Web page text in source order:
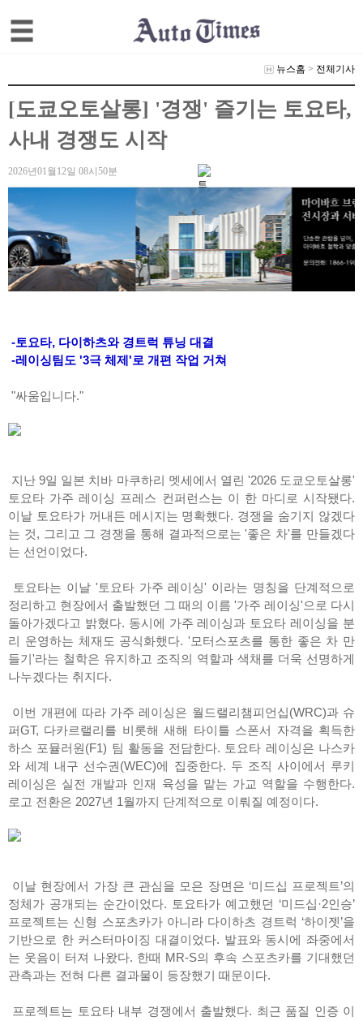
뉴스홈 > 전체기사
[도쿄오토살롱] '경쟁' 즐기는 토요타,
사내 경쟁도 시작
2026년01월12일 08시50분
-토요타, 다이하츠와 경트럭 튜닝 대결
-레이싱팀도 '3극 체제'로 개편 작업 거쳐
"싸움입니다."
지난 9일 일본 치바 마쿠하리 멧세에서 열린 '2026 도쿄오토살롱'
토요타 가주 레이싱 프레스 컨퍼런스는 이 한 마디로 시작됐다.
이날 토요타가 꺼내든 메시지는 명확했다. 경쟁을 숨기지 않겠다
는 것, 그리고 그 경쟁을 통해 결과적으로는 '좋은 차'를 만들겠다
는 선언이었다.
토요타는 이날 '토요타 가주 레이싱' 이라는 명칭을 단계적으로
정리하고 현장에서 출발했던 그 때의 이름 '가주 레이싱'으로 다시
돌아가겠다고 밝혔다. 동시에 가주 레이싱과 토요타 레이싱을 분
리 운영하는 체재도 공식화했다. '모터스포츠를 통한 좋은 차 만
들기'라는 철학은 유지하고 조직의 역할과 색채를 더욱 선명하게
나누겠다는 취지다.
이번 개편에 따라 가주 레이싱은 월드랠리챔피언십(WRC)과 슈
퍼GT, 다카르랠리를 비롯해 새해 타이틀 스폰서 자격을 획득한
하스 포뮬러원(F1) 팀 활동을 전담한다. 토요타 레이싱은 나스카
와 세계 내구 선수권(WEC)에 집중한다. 두 조직 사이에서 루키
레이싱은 실전 개발과 인재 육성을 맡는 가교 역할을 수행한다.
로고 전환은 2027년 1월까지 단계적으로 이뤄질 예정이다.
이날 현장에서 가장 큰 관심을 모은 장면은 ‘미드십 프로젝트’의
정체가 공개되는 순간이었다. 토요타가 예고했던 ‘미드십·2인승’
프로젝트는 신형 스포츠카가 아니라 다이하츠 경트럭 ‘하이젯’을
기반으로 한 커스터마이징 대결이었다. 발표와 동시에 좌중에서
는 웃음이 터져 나왔다. 한때 MR-S의 후속 스포츠카를 기대했던
관측과는 전혀 다른 결과물이 등장했기 때문이다.
프로젝트는 토요타 내부 경쟁에서 출발했다. 최근 품질 인증 이